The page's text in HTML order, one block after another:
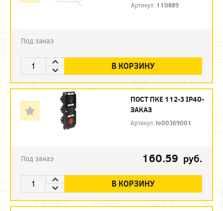
Артикул: 110889
Под заказ
В КОРЗИНУ
ПОСТ ПКЕ 112-3 IP40-
ЗАКАЗ
Артикул:te00369001
Под заказ 160.59 руб.
В КОРЗИНУ